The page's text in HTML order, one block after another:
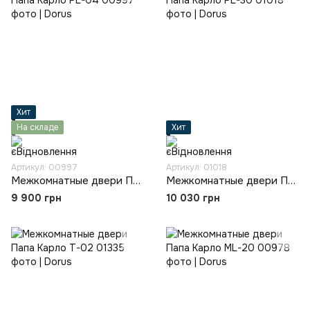
Хит
На складе
Артикул: 00997
Межкомнатные двери Папа Карло PL-04
9 900 грн
Хит
Артикул: 01018
Межкомнатные двери Папа Карло PL-30
10 030 грн